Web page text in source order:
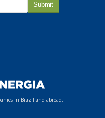
in Brazil and abroad.